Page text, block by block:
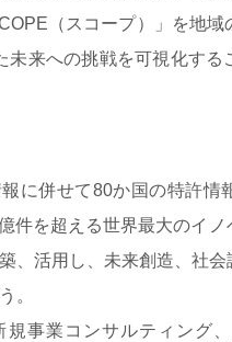
（スコープ）」を地域
来への挑戦を可視化す
に併せて80か国の特許情
件を超える世界最大のイノ
、活用し、未来創造、社
。
事業コンサルティング